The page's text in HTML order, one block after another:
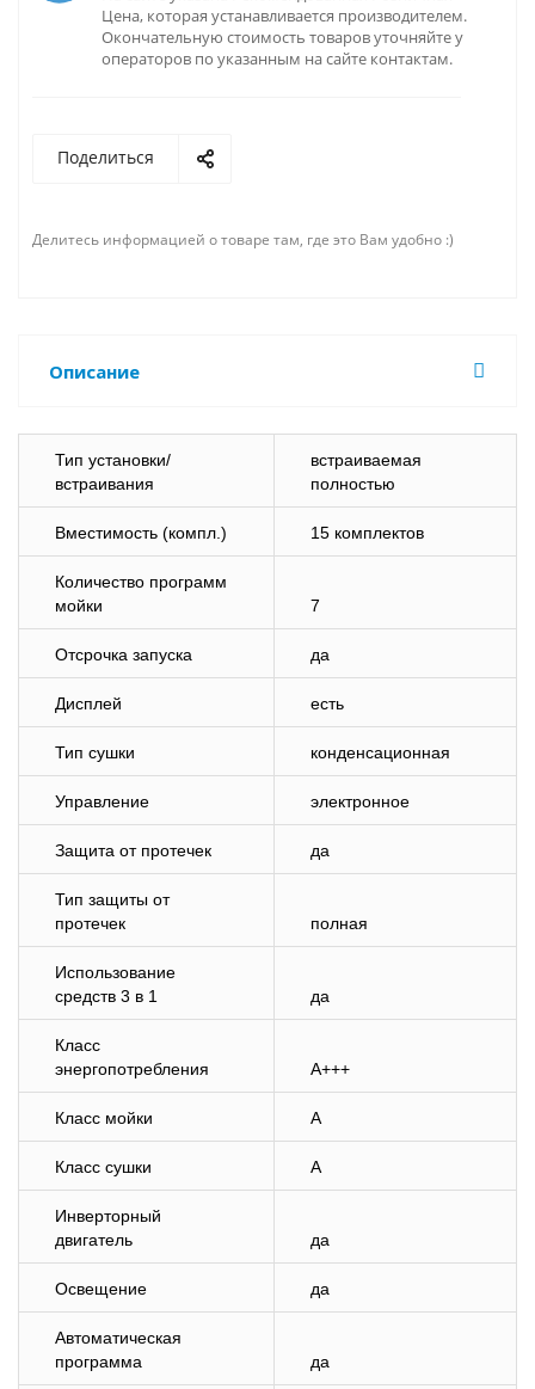
Цена, которая устанавливается производителем.
Окончательную стоимость товаров уточняйте у
операторов по указанным на сайте контактам.
Поделиться
Делитесь информацией о товаре там, где это Вам удобно :)
Описание
Тип установки/
встраивания
встраиваемая
полностью
Вместимость (компл.) 15 комплектов
Количество программ
мойки
7
Отсрочка запуска да
Дисплей есть
Тип сушки конденсационная
Управление электронное
Защита от протечек да
Тип защиты от
протечек
полная
Использование
средств 3 в 1
да
Класс
энергопотребления
A+++
Класс мойки A
Класс сушки A
Инверторный
двигатель
да
Освещение да
Автоматическая
программа
да